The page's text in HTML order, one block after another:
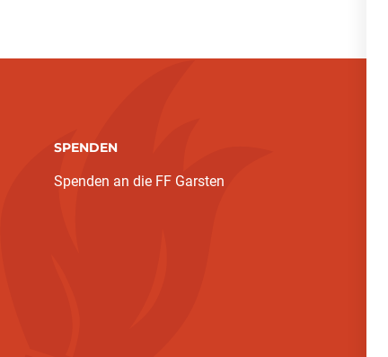
SPENDEN
Spenden an die FF Garsten